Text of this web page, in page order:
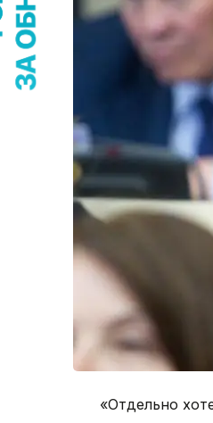
«Отдельно